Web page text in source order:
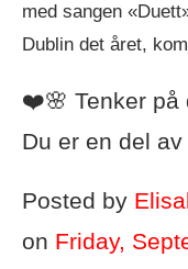
med sangen
Dublin det året,
❤️🌸 Tenker på
Du er en del
Posted by
on Friday,